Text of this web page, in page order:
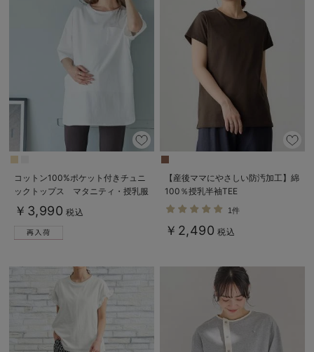
コットン100%ポケット付きチュニ
ックトップス マタニティ・授乳服
【出産後も長く使える】
￥3,990 税込
【産後ママにやさしい防汚加工】綿
100％授乳半袖TEE
1件
￥2,490 税込